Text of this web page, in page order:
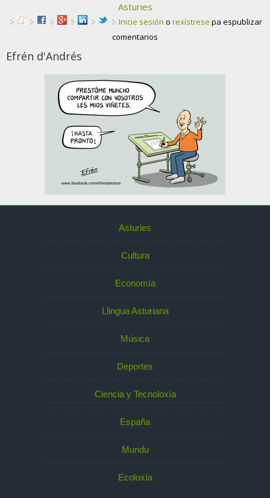
Asturies
Inicie sesión o rexístrese pa espublizar
comentarios
Efrén d'Andrés
Asturies
Cultura
Economía
Llingua Asturiana
Música
Deportes
Ciencia y Tecnoloxía
España
Mundu
Ecoloxía